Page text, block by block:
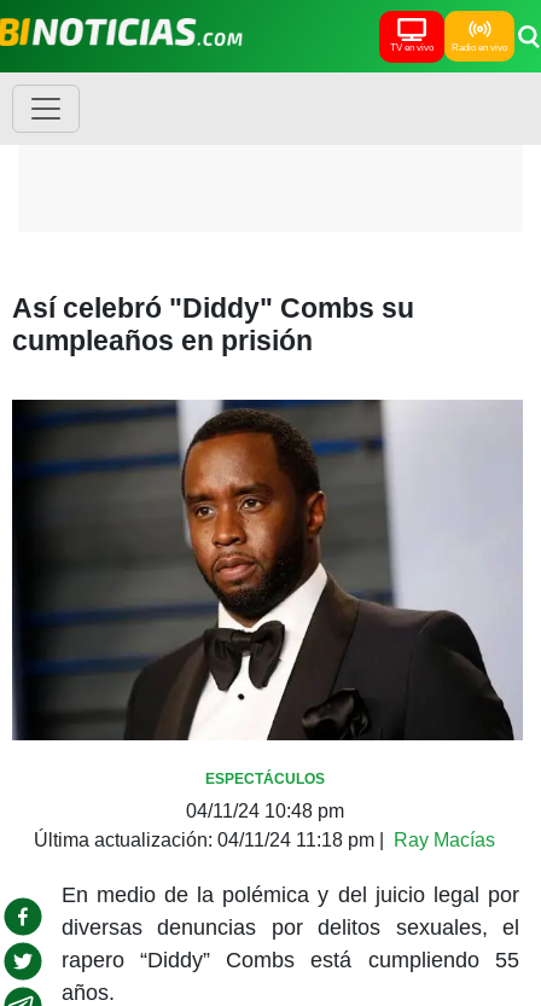
TV en vivo Radio en vivo
Así celebró "Diddy" Combs su
cumpleaños en prisión
ESPECTÁCULOS
04/11/24 10:48 pm
Última actualización: 04/11/24 11:18 pm Ray Macías
En medio de la polémica y del juicio legal por
diversas denuncias por delitos sexuales, el
rapero “Diddy” Combs está cumpliendo 55
años.